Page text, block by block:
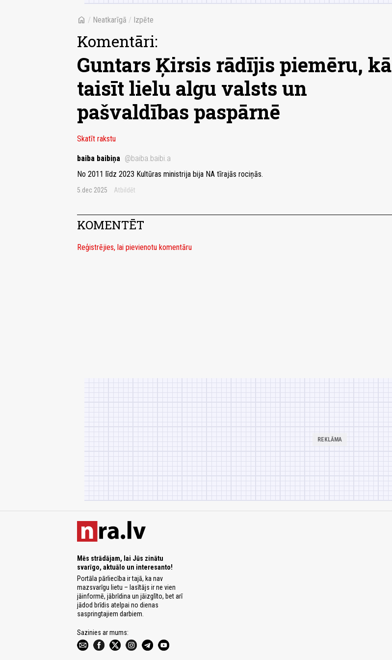
home / Neatkarīgā / Izpēte
Komentāri:
Guntars Ķirsis rādījis piemēru, kā
taisīt lielu algu valsts un
pašvaldības paspārnē
Skatīt rakstu
baiba baibiņa @baiba.baibi.a
No 2011 līdz 2023 Kultūras ministrija bija NA tīrajās rociņās.
5.dec 2025 Atbildēt
KOMENTĒT
Reģistrējies, lai pievienotu komentāru
Mēs strādājam, lai Jūs zinātu
svarīgo, aktuālo un interesanto!
Portāla pārliecība ir tajā, ka nav
mazsvarīgu lietu – lasītājs ir ne vien
jāinformē, jābrīdina un jāizglīto, bet arī
jādod brīdis atelpai no dienas
saspringtajiem darbiem.
Sazinies ar mums: